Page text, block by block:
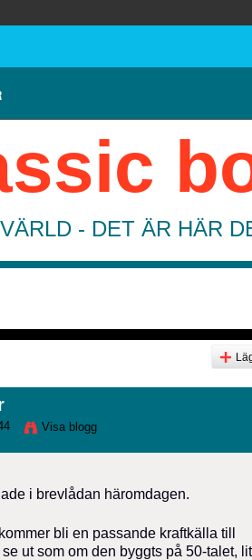
- DET ÄR HÄR
Visa blogg
i brevlådan häromdagen.
bli en passande kraftkälla till
ut som om den byggts på 50-talet,